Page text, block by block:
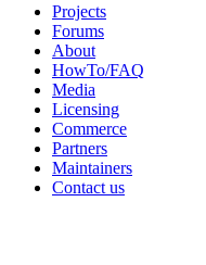
Projects
Forums
About
HowTo/FAQ
Media
Licensing
Commerce
Partners
Maintainers
Contact us